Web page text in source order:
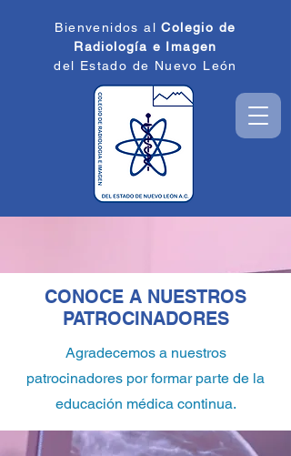
Bienvenidos al Colegio de
Radiología e Imagen
del Estado de Nuevo León
CONOCE A NUESTROS
PATROCINADORES
Agradecemos a nuestros
patrocinadores por formar parte de la
educación médica continua.